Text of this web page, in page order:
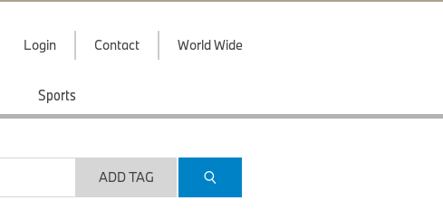
Login Contact World Wide
Sports
ADD TAG